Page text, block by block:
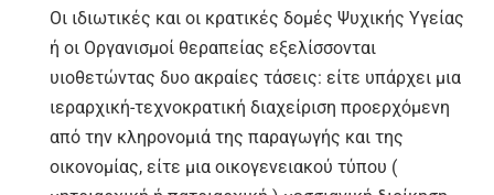
Οι ιδιωτικές και οι κρατικές δομές Ψυχικής Υγείας
ή οι Οργανισμοί θεραπείας εξελίσσονται
υιοθετώντας δυο ακραίες τάσεις: είτε υπάρχει μια
ιεραρχική-τεχνοκρατική διαχείριση προερχόμενη
από την κληρονομιά της παραγωγής και της
οικονομίας, είτε μια οικογενειακού τύπου (